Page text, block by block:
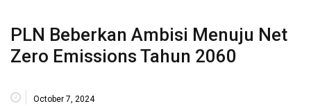
PLN Beberkan Ambisi Menuju Net
Zero Emissions Tahun 2060
October 7, 2024